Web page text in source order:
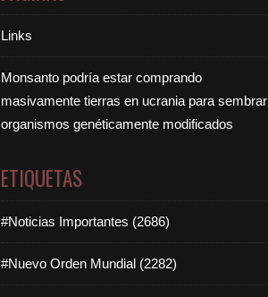
Links
Monsanto podría estar comprando
masivamente tierras en ucrania para sembrar
organismos genéticamente modificados
ETIQUETAS
#Noticias Importantes (2686)
#Nuevo Orden Mundial (2282)